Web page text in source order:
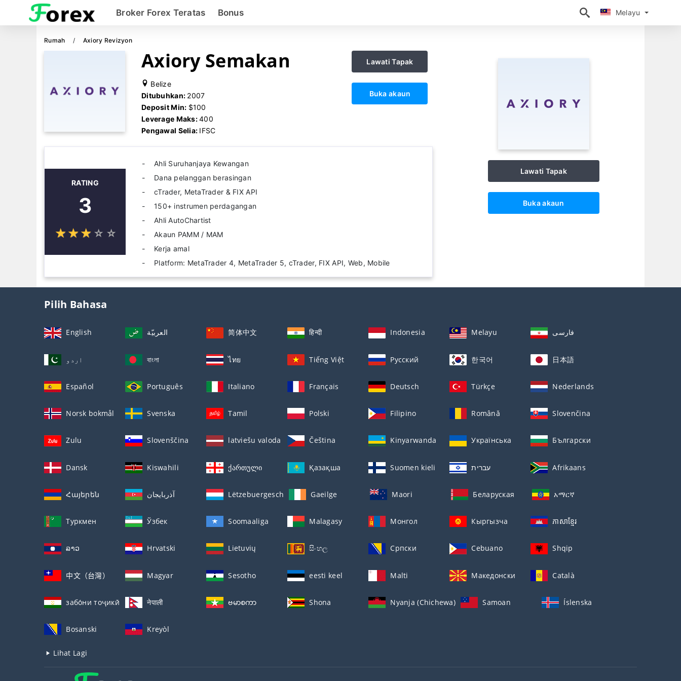
Melayu
Broker Forex Teratas Bonus Melayu
Rumah Axiory Revizyon
Axiory Semakan
Belize
Ditubuhkan: 2007
Deposit Min: $100
Leverage Maks:400
Pengawal Selia: IFSC
Lawati Tapak
Buka akaun
RATING
3
☆☆☆ ☆ ☆
★★★ ★ ★
Ahli Suruhanjaya Kewangan
Dana pelanggan berasingan
cTrader, MetaTrader & FIX API
150+ instrumen perdagangan
Ahli AutoChartist
Akaun PAMM / MAM
Kerja amal
Platform: MetaTrader 4, MetaTrader 5, cTrader, FIX API, Web, Mobile
Lawati Tapak
Buka akaun
Pilih Bahasa
English العربيّة 简体中文 हिन्दी Indonesia Melayu فارسی
اردو বাংলা ไทย Tiếng Việt Русский 한국어 日本語
Español Português Italiano Français Deutsch Türkçe Nederlands
Norsk bokmål Svenska Tamil Polski Filipino Română Slovenčina
Zulu Slovenščina latviešu valoda Čeština Kinyarwanda Українська Български
Dansk Kiswahili ქართული Қазақша Suomen kieli עברית Afrikaans
Հայերեն آذربايجان Lëtzebuergesch Gaeilge Maori Беларуская አማርኛ
Туркмен Ўзбек Soomaaliga Malagasy Монгол Кыргызча ភាសាខ្មែរ
ລາວ Hrvatski Lietuvių සිංහල Српски Cebuano Shqip
中文（台灣） Magyar Sesotho eesti keel Malti Македонски Català
забо́ни тоҷикӣ́ नेपाली ဗမာစကာ Shona Nyanja (Chichewa) Samoan Íslenska
Bosanski Kreyòl
Lihat Lagi